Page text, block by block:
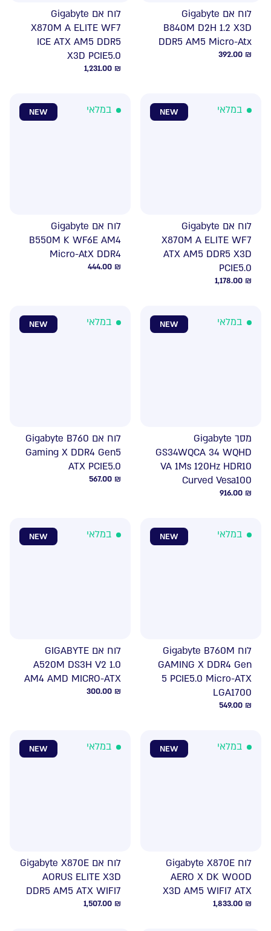
לוח אם Gigabyte
B840M D2H 1.2 X3D
DDR5 AM5 Micro-Atx
392.00 ₪
לוח אם Gigabyte
X870M A ELITE WF7
ICE ATX AM5 DDR5
X3D PCIE5.0
1,231.00 ₪
NEW במלאי
לוח אם Gigabyte
X870M A ELITE WF7
ATX AM5 DDR5 X3D
PCIE5.0
1,178.00 ₪
NEW במלאי
לוח אם Gigabyte
B550M K WF6E AM4
Micro-AtX DDR4
444.00 ₪
NEW במלאי
מסך Gigabyte
GS34WQCA 34 WQHD
VA 1Ms 120Hz HDR10
Curved Vesa100
916.00 ₪
NEW במלאי
לוח אם Gigabyte B760
Gaming X DDR4 Gen5
ATX PCIE5.0
567.00 ₪
NEW במלאי
לוח Gigabyte B760M
GAMING X DDR4 Gen
5 PCIE5.0 Micro-ATX
LGA1700
549.00 ₪
NEW במלאי
לוח אם GIGABYTE
A520M DS3H V2 1.0
AM4 AMD MICRO-ATX
300.00 ₪
NEW במלאי
לוח Gigabyte X870E
AERO X DK WOOD
X3D AM5 WIFI7 ATX
1,833.00 ₪
NEW במלאי
לוח אם Gigabyte X870E
AORUS ELITE X3D
DDR5 AM5 ATX WIFI7
1,507.00 ₪